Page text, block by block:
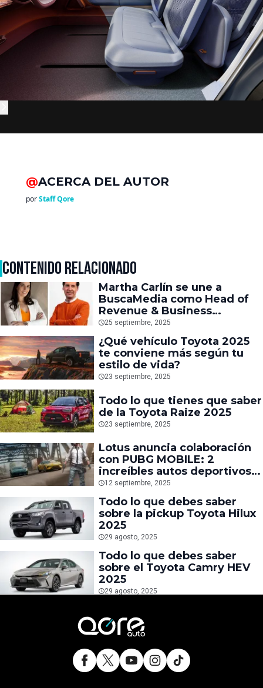
@ACERCA DEL AUTOR
porStaff Qore
CONTENIDO RELACIONADO
Martha Carlín se une a
BuscaMedia como Head of
Revenue & Business
Development
25 septiembre, 2025
¿Qué vehículo Toyota 2025
te conviene más según tu
estilo de vida?
23 septiembre, 2025
Todo lo que tienes que saber
de la Toyota Raize 2025
23 septiembre, 2025
Lotus anuncia colaboración
con PUBG MOBILE: 2
increíbles autos deportivos
llegan al Battle Royale
12 septiembre, 2025
Todo lo que debes saber
sobre la pickup Toyota Hilux
2025
29 agosto, 2025
Todo lo que debes saber
sobre el Toyota Camry HEV
2025
29 agosto, 2025